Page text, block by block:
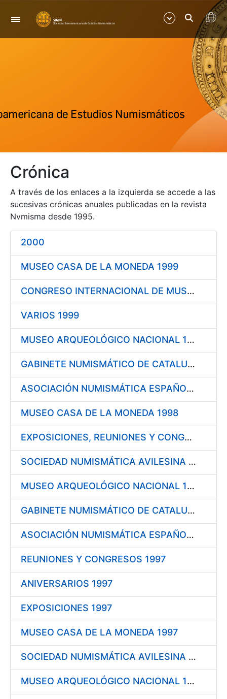
Navegación
Mostrar/Ocultar
Mostrar/Ocultar
Mostrar/Ocultar
Mostrar/Ocultar
Crónica
A través de los enlaces a la izquierda se accede a las
sucesivas crónicas anuales publicadas en la revista
Nvmisma desde 1995.
2000
MUSEO CASA DE LA MONEDA 1999
CONGRESO INTERNACIONAL DE MUSEOLOGÍA DEL DINERO 1999
VARIOS 1999
MUSEO ARQUEOLÓGICO NACIONAL 1999
GABINETE NUMISMÁTICO DE CATALUÑA 1999
ASOCIACIÓN NUMISMÁTICA ESPAÑOLA 1999
MUSEO CASA DE LA MONEDA 1998
EXPOSICIONES, REUNIONES Y CONGRESOS 1998
SOCIEDAD NUMISMÁTICA AVILESINA 1998
MUSEO ARQUEOLÓGICO NACIONAL 1998
GABINETE NUMISMÁTICO DE CATALUÑA 1998
ASOCIACIÓN NUMISMÁTICA ESPAÑOLA 1998
REUNIONES Y CONGRESOS 1997
ANIVERSARIOS 1997
EXPOSICIONES 1997
MUSEO CASA DE LA MONEDA 1997
SOCIEDAD NUMISMÁTICA AVILESINA 1997
MUSEO ARQUEOLÓGICO NACIONAL 1997